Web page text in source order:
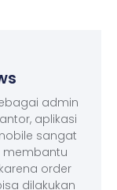
admin
aplikasi
sangat
membantu
karena order
dilakukan